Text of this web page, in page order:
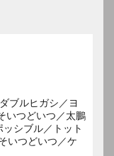
ブルヒガシ／ヨ
いつどいつ／太鵬
シブル／トット
いつどいつ／ケ